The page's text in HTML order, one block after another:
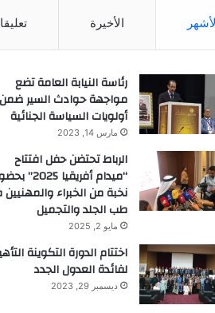
الأخيرة
رئاسة النيابة العامة تضع
مواجهة حوادث السير ضمن
أولويات السياسة الجنائية
مارس 14, 2023
الرباط تحتضن حفل افتتاح
“ميدام أفريقيا 2025”
نخبة من الخبراء
طب الجلد والتجميل
مايو 2, 2025
اختتام الدورة التكوينة
لفائدة العدول الجدد
ديسمبر 29, 2023